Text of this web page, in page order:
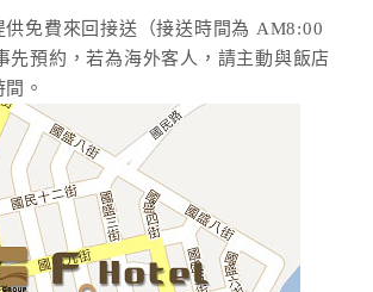
免費來回接送（接送時間為 AM8:00
先預約，若為海外客人，請主動與飯店
。